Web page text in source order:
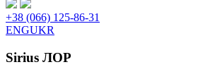
+38 (066) 125-86-31
ENGUKR
Sirius ЛОР